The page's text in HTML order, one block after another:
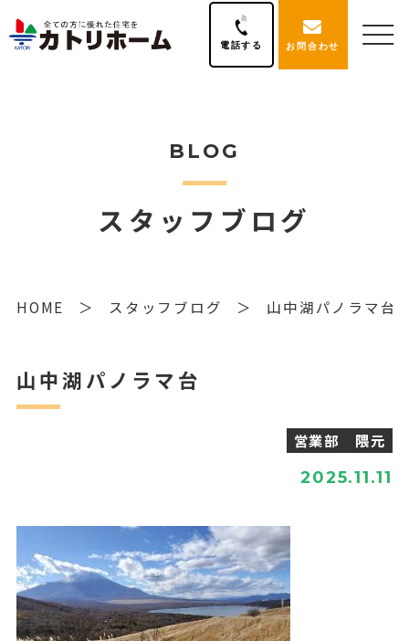
電話する お問合わせ
BLOG
スタッフブログ
HOME スタッフブログ 山中湖パノラマ台
山中湖パノラマ台
営業部 隈元
2025.11.11